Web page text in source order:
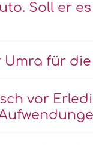
Soll er
für
vor